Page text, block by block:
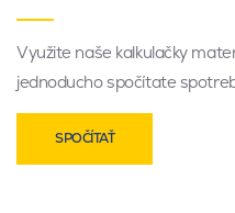
Využite naše kalkulačky
jednoducho spočítate
SPOČÍTAŤ